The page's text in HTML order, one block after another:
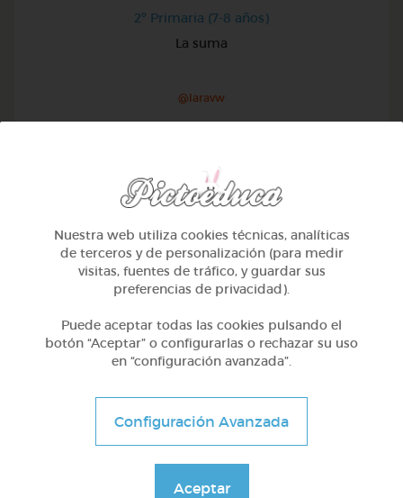
2º Primaria (7-8 años)
La suma
@Iaravw
2º Primaria (7-8 años)
Aprendiendo matematicas
Nuestra web utiliza cookies técnicas, analíticas
de terceros y de personalización (para medir
visitas, fuentes de tráfico, y guardar sus
preferencias de privacidad).
Puede aceptar todas las cookies pulsando el
botón “Aceptar” o configurarlas o rechazar su uso
en “configuración avanzada”.
Configuración Avanzada
Aceptar